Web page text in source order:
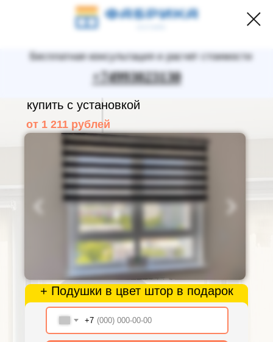
Бесплатная консультация и расчет стоимости
+74993023130
Рулонные шторы и жалюзи на окна –
купить с установкой
от 1 211 рублей
+ Подушки в цвет штор в подарок
+7